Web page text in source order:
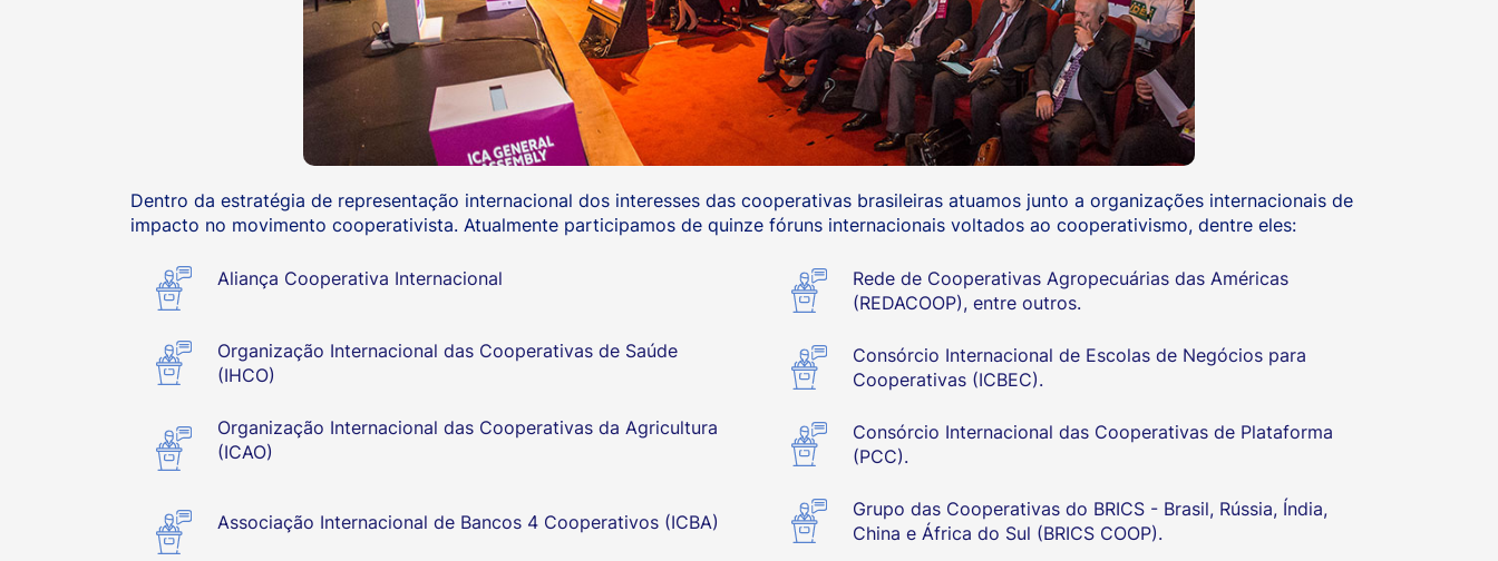
Dentro da estratégia de representação internacional dos interesses das cooperativas brasileiras atuamos junto a organizações internacionais de
impacto no movimento cooperativista. Atualmente participamos de quinze fóruns internacionais voltados ao cooperativismo, dentre eles:
Aliança Cooperativa Internacional
Organização Internacional das Cooperativas de Saúde
(IHCO)
Organização Internacional das Cooperativas da Agricultura
(ICAO)
Associação Internacional de Bancos 4 Cooperativos (ICBA)
Rede de Cooperativas Agropecuárias das Américas
(REDACOOP), entre outros.
Consórcio Internacional de Escolas de Negócios para
Cooperativas (ICBEC).
Consórcio Internacional das Cooperativas de Plataforma
(PCC).
Grupo das Cooperativas do BRICS - Brasil, Rússia, Índia,
China e África do Sul (BRICS COOP).